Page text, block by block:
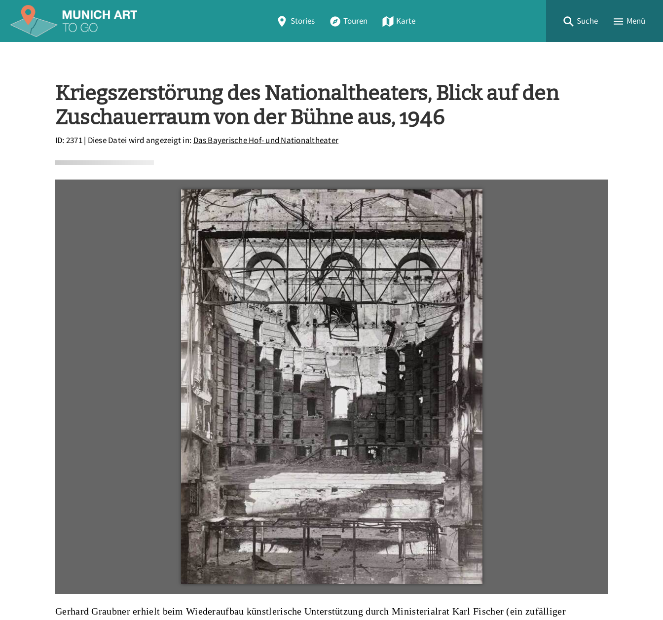
Stories Touren Karte Suche Menü
Kriegszerstörung des Nationaltheaters, Blick auf den
Zuschauerraum von der Bühne aus, 1946
ID: 2371| Diese Datei wird angezeigt in: Das Bayerische Hof- und Nationaltheater
Gerhard Graubner erhielt beim Wiederaufbau künstlerische Unterstützung durch Ministerialrat Karl Fischer (ein zufälliger